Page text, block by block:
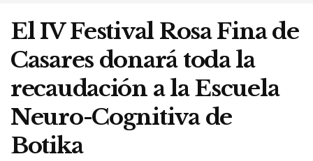
El IV Festival Rosa Fina de
Casares donará toda la
recaudación a la Escuela
Neuro-Cognitiva de
Botika